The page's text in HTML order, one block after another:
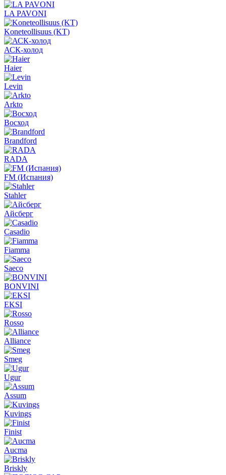
LA PAVONI
Koneteollisuus (KT)
АСК-холод
Haier
Levin
Arkto
Восход
Brandford
RADA
FM (Испания)
Stahler
Айсберг
Casadio
Fiamma
Saeco
BONVINI
EKSI
Rosso
Alliance
Smeg
Ugur
Assum
Kuvings
Finist
Aucma
Briskly